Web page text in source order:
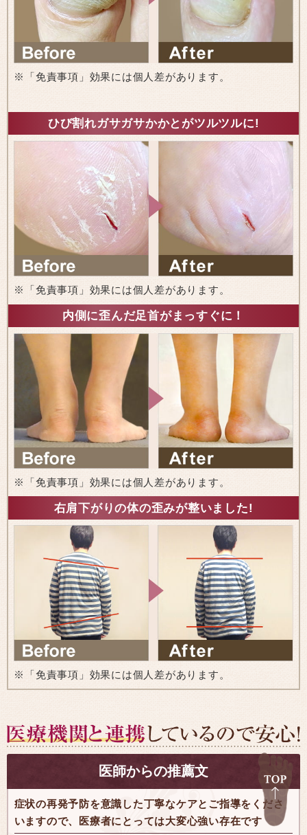
※「免責事項」効果には個人差があります。
ひび割れガサガサかかとがツルツルに!
※「免責事項」効果には個人差があります。
内側に歪んだ足首がまっすぐに！
※「免責事項」効果には個人差があります。
右肩下がりの体の歪みが整いました!
※「免責事項」効果には個人差があります。
医師からの推薦文
症状の再発予防を意識した丁寧なケアとご指導をくださ
いますので、医療者にとっては大変心強い存在です